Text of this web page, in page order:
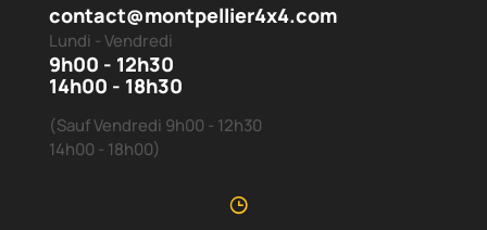
contact@montpellier4x4.com
Lundi - Vendredi
9h00 - 12h30
14h00 - 18h30
(Sauf Vendredi 9h00 - 12h30
14h00 - 18h00)